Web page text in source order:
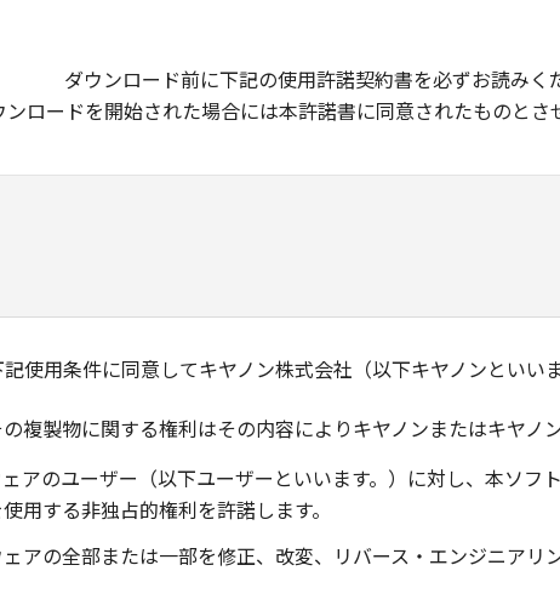
ダウンロード前に下記の使用許諾契約書を必ずお読みく
ンロードを開始された場合には本許諾書に同意されたものとさ
使用条件に同意してキヤノン株式会社（以下キヤノンといい
複製物に関する権利はその内容によりキヤノンまたはキヤノ
アのユーザー（以下ユーザーといいます。）に対し、本ソフ
用する非独占的権利を許諾します。
アの全部または一部を修正、改変、リバース・エンジニアリ